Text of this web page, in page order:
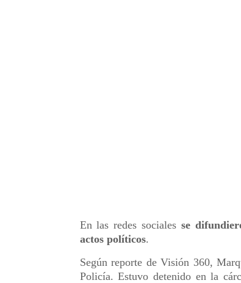
En las redes socialesse
actos políticos.
Según reporte de Visión 360,
Policía. Estuvo detenido en la